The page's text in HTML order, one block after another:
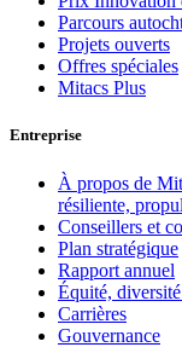
Parcours
Projets ouverts
Offres spéciales
Mitacs Plus
Entreprise
À propos de
résiliente,
Conseillers et
Plan stratégique
Rapport annuel
Équité,
Carrières
Gouvernance